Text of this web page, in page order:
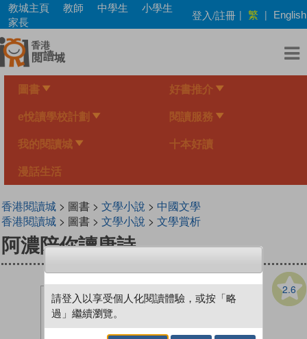
Skip
main
content
教城主頁 教師 中學生
小學生
家長
登入/註冊 | 繁 | English
圖書 好書推介
e悅讀學校計劃 閱讀服務
我的閱讀城 十本好讀
漫話生活
香港閱讀城> 圖書 > 文學小說 > 中國文學
香港閱讀城> 圖書 > 文學小說 > 文學賞析
阿濃陪你讀唐詩
2.6
請登入以享受個人化閱讀體驗，或按「略
過」繼續瀏覽。